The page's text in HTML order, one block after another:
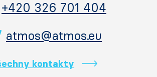
+420 326 701 404
atmos@atmos.eu
kontakty